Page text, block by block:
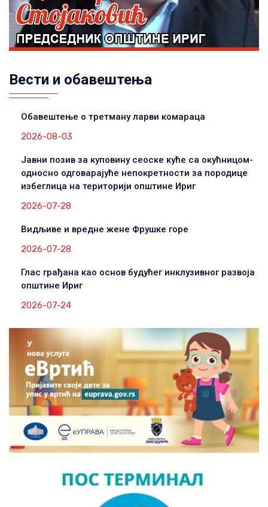
Вести и обавештења
Обавештење о третману ларви комараца
2026-08-03
Јавни позив за куповину сеоске куће са окућницом-
односно одговарајуће непокретности за породице
избеглица на територији општине Ириг
2026-07-28
Видљиве и вредне жене Фрушке горе
2026-07-28
Глас грађана као основ будућег инклузивног развоја
општине Ириг
2026-07-24